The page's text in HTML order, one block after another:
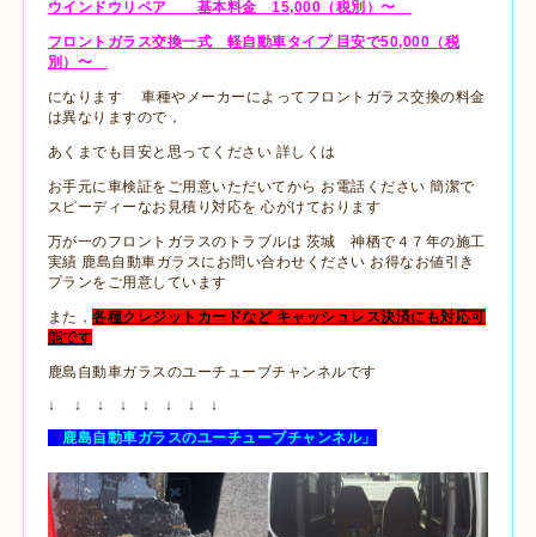
ウインドウリペア 基本料金 15,000（税別）〜
フロントガラス交換一式 軽自動車タイプ 目安で50,000（税
別）〜
になります 車種やメーカーによってフロントガラス交換の料金
は異なりますので，
あくまでも目安と思ってください 詳しくは
お手元に車検証をご用意いただいてから お電話ください 簡潔で
スピーディーなお見積り対応を 心がけております
万が一のフロントガラスのトラブルは 茨城 神栖で４７年の施工
実績 鹿島自動車ガラスにお問い合わせください お得なお値引き
プランをご用意しています
また，各種クレジットカードなど キャッシュレス決済にも対応可
能です
鹿島自動車ガラスのユーチューブチャンネルです
↓ ↓ ↓ ↓ ↓ ↓ ↓ ↓
「 鹿島自動車ガラスのユーチューブチャンネル」